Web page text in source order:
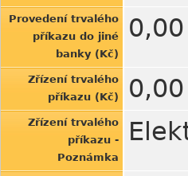
Provedení trvalého
příkazu do jiné
banky (Kč)
0,00
Zřízení trvalého
příkazu (Kč)
0,00
Zřízení trvalého
příkazu -
Poznámka